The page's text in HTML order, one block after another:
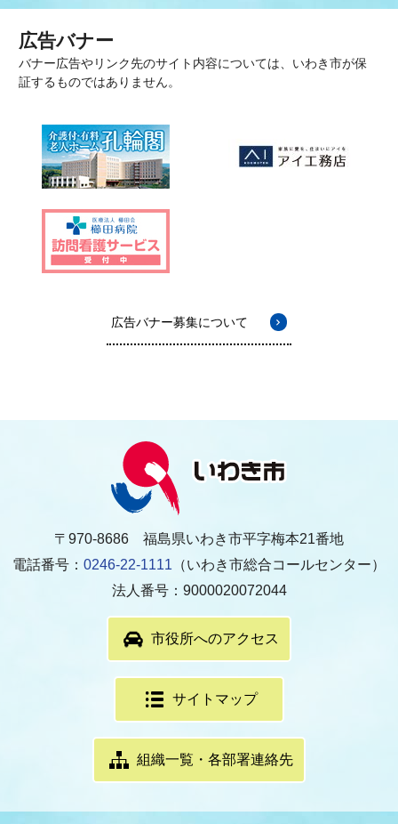
広告バナー
バナー広告やリンク先のサイト内容については、いわき市が保
証するものではありません。
広告バナー募集について
〒970-8686 福島県いわき市平字梅本21番地
電話番号： 0246-22-1111 （いわき市総合コールセンター）
法人番号：9000020072044
市役所へのアクセス
サイトマップ
組織一覧・各部署連絡先